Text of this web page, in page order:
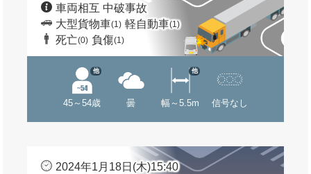
車両相互 中破事故
大型貨物車(1) 軽自動車(1)
死亡(0) 負傷(1)
45～54歳
他
曇 幅～5.5m
他
信号なし
2024年1月18日(木)15:40